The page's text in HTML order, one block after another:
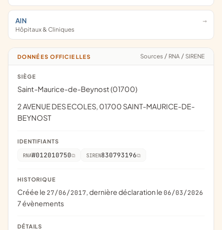
AIN
Hôpitaux & Cliniques
DONNÉES OFFICIELLES Sources / RNA / SIRENE
SIÈGE
Saint-Maurice-de-Beynost (01700)
2 AVENUE DES ECOLES, 01700 SAINT-MAURICE-DE-
BEYNOST
IDENTIFIANTS
RNAW012010750 SIREN830793196
HISTORIQUE
Créée le 27/06/2017, dernière déclaration le 06/03/2026
7 évènements
DÉTAILS